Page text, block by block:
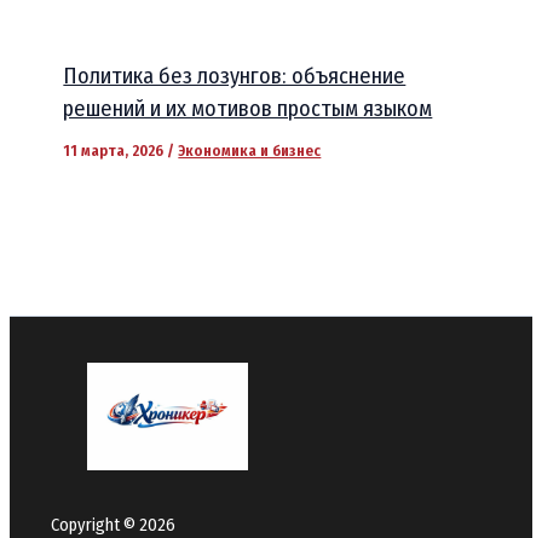
Политика без лозунгов: объяснение
решений и их мотивов простым языком
11 марта, 2026 /Экономика и бизнес
Copyright © 2026